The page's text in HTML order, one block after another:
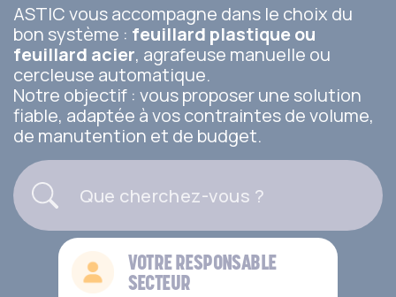
ASTIC vous accompagne dans le choix du
bon système : feuillard plastique ou
feuillard acier, agrafeuse manuelle ou
cercleuse automatique.
Notre objectif : vous proposer une solution
fiable, adaptée à vos contraintes de volume,
de manutention et de budget.
VOTRE RESPONSABLE
SECTEUR